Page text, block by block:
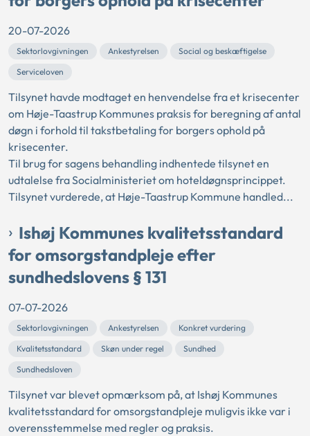
20-07-2026
Sektorlovgivningen Ankestyrelsen
Social og beskæftigelse
Serviceloven
Tilsynet havde modtaget en henvendelse fra et krisecenter
om Høje-Taastrup Kommunes praksis for beregning af antal
døgn i forhold til takstbetaling for borgers ophold på
krisecenter.
Til brug for sagens behandling indhentede tilsynet en
udtalelse fra Socialministeriet om hoteldøgnsprincippet.
Tilsynet vurderede, at Høje-Taastrup Kommune handled...
Ishøj Kommunes kvalitetsstandard
for omsorgstandpleje efter
sundhedslovens § 131
07-07-2026
Sektorlovgivningen Ankestyrelsen
Konkret vurdering
Kvalitetsstandard
Skøn under regel
Sundhed
Sundhedsloven
Tilsynet var blevet opmærksom på, at Ishøj Kommunes
kvalitetsstandard for omsorgstandpleje muligvis ikke var i
overensstemmelse med regler og praksis.